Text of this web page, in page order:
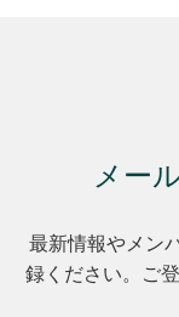
メー
最新情報やメン
録ください。ご